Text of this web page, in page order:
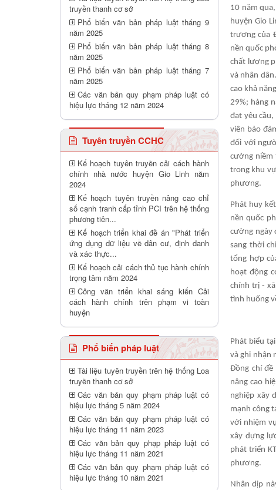
truyền thanh cơ sở
Phổ biến văn bản pháp luật tháng 9
năm 2025
Phổ biến văn bản pháp luật tháng 8
năm 2025
Phổ biến văn bản pháp luật tháng 7
năm 2025
Các văn bản quy phạm pháp luật có
hiệu lực tháng 12 năm 2024
Tuyên truyền CCHC
Kế hoạch tuyên truyền cải cách hành
chính nhà nước huyện Gio Linh năm
2024
Kế hoạch tuyên truyền nâng cao chỉ
số cạnh tranh cấp tỉnh PCI trên hệ thống
phương tiên...
Kế hoạch triển khai đề án "Phát triển
ứng dụng dữ liệu về dân cư, định danh
và xác thực...
Kế hoạch cải cách thủ tục hành chính
trọng tâm năm 2024
Công văn triển khai sáng kiến Cải
cách hành chính trên phạm vi toàn
huyện
Phổ biến pháp luật
Tài liệu tuyên truyền trên hệ thống Loa
truyền thanh cơ sở
Các văn bản quy phạm pháp luật có
hiệu lực tháng 5 năm 2024
Các văn bản quy phạm pháp luật có
hiệu lực tháng 11 năm 2023
Các văn bản quy phạp pháp luật có
hiệu lực tháng 11 năm 2021
Các văn bản quy phạm pháp luật có
hiệu lực tháng 10 năm 2021
10 năm
huyện Gio
trương của
nền quốc
chất lượng
và nhân
cao khả
29%; hàng
đạt yêu
viên bảo
đối với
cường niềm
trong khu
phương.
Phát huy
nền quốc
cường ngày
sang thời
tổng hợp
hoạt động
chính trị -
tình huống
Phát biểu
và ghi nhận
Đồng chí đề
nâng cao
nghiệp xây
mạnh công
với nhiệm
xây dựng
phát triển
phương.
Nhân dịp